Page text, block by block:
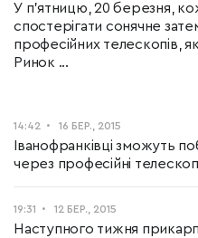
У п’ятницю, 20 березня,
спостерігати сонячне
професійних телескопів,
Ринок ...
14:42 16 БЕР., 2015
Іванофранківці зможуть
через професійні
19:31 12 БЕР., 2015
Наступного тижня